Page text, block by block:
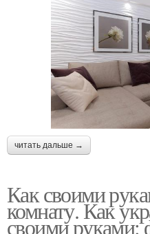
читать дальше →
Как своими
комнату. Как
своими руками: